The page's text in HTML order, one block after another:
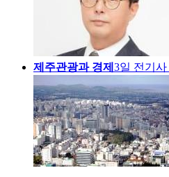
제주관광과 경제 3일 전 기사